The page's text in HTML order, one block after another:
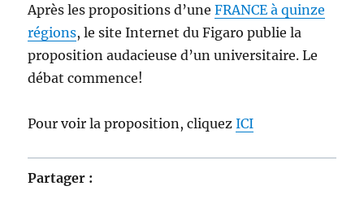
Après les propositions d’uneFRANCE à quinze
régions, le site Internet du Figaro publie la
proposition audacieuse d’un universitaire. Le
débat commence!
Pour voir la proposition, cliquezICI
Partager :